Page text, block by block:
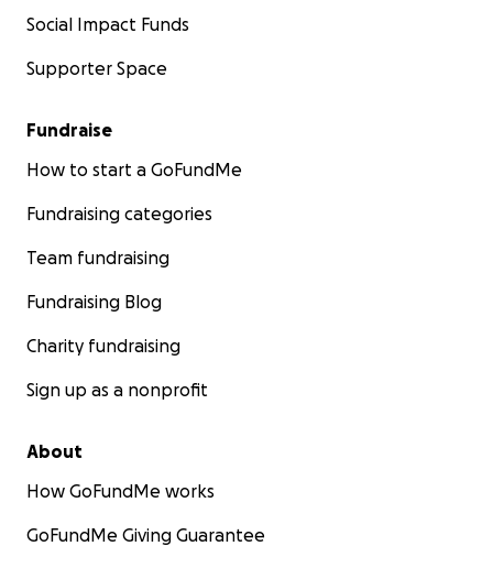
Social Impact Funds
Supporter Space
Fundraise
How to start a GoFundMe
Fundraising categories
Team fundraising
Fundraising Blog
Charity fundraising
Sign up as a nonprofit
About
How GoFundMe works
GoFundMe Giving Guarantee